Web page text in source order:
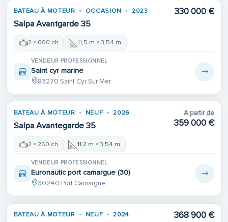
1ÈRE MAIN
BATEAU À MOTEUR OCCASION 2023
Salpa Avantgarde 35
330 000 €
2 × 600 ch 11,5 m × 3,54 m
VENDEUR PROFESSIONNEL
Saint cyr marine
83270 Saint Cyr Sur Mer
BATEAU À MOTEUR NEUF 2026
Salpa Avantegarde 35
A partir de
359 000 €
2 × 250 ch 11,2 m × 3,54 m
VENDEUR PROFESSIONNEL
Euronautic port camargue (30)
30240 Port Camargue
BATEAU À MOTEUR NEUF 2024 368 900 €